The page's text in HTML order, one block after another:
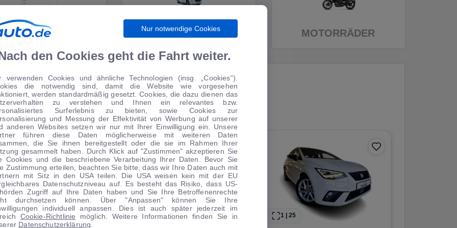
WIRTSCHAFT WOHNMOBILE MOTORRÄDER
TIPPS VOM AUTOMARKT
Anzahlung
1|15
0 € Anzahlung
Angebot
1 |14 1 25
Nur notwendige Cookies
den Cookies geht die Fahrt weiter.
verwenden Cookies und ähnliche Technologien (insg. „Cookies“).
die notwendig sind, damit die Website wie vorgesehen
werden standardmäßig gesetzt. Cookies, die dazu dienen das
zu verstehen und Ihnen ein relevantes bzw.
Surferlebnis zu bieten, sowie Cookies zur
und Messung der Effektivität von Werbung auf unserer
anderen Websites setzen wir nur mit Ihrer Einwilligung ein. Unsere
führen diese Daten möglicherweise mit weiteren Daten
die Sie ihnen bereitgestellt oder die sie im Rahmen Ihrer
gesammelt haben. Durch Klick auf "Zustimmen" akzeptieren Sie
Cookies und die beschriebene Verarbeitung Ihrer Daten. Bevor Sie
Zustimmung erteilen, beachten Sie bitte, dass wir Ihre Daten auch mit
mit Sitz in den USA teilen. Die USA weisen kein mit der EU
Datenschutzniveau auf. Es besteht das Risiko, dass US-
Zugriff auf Ihre Daten haben und Sie Ihre Betroffenenrechte
durchsetzen können. Über "Anpassen" können Sie Ihre
individuell anpassen. Dies ist auch später jederzeit im
Cookie-Richtlinie möglich. Weitere Informationen finden Sie in
Datenschutzerklärung